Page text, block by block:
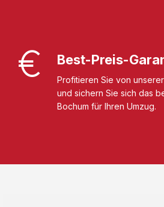
Best-Preis-
Profitieren Sie von
und sichern Sie sich das
Bochum für Ihren Umzug.